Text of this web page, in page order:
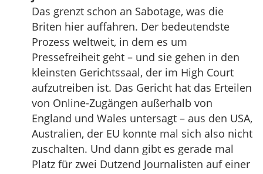
Das grenzt schon an Sabotage, was die
Briten hier auffahren. Der bedeutendste
Prozess weltweit, in dem es um
Pressefreiheit geht – und sie gehen in den
kleinsten Gerichtssaal, der im High Court
aufzutreiben ist. Das Gericht hat das Erteilen
von Online-Zugängen außerhalb von
England und Wales untersagt – aus den USA,
Australien, der EU konnte mal sich also nicht
zuschalten. Und dann gibt es gerade mal
Platz für zwei Dutzend Journalisten auf einer